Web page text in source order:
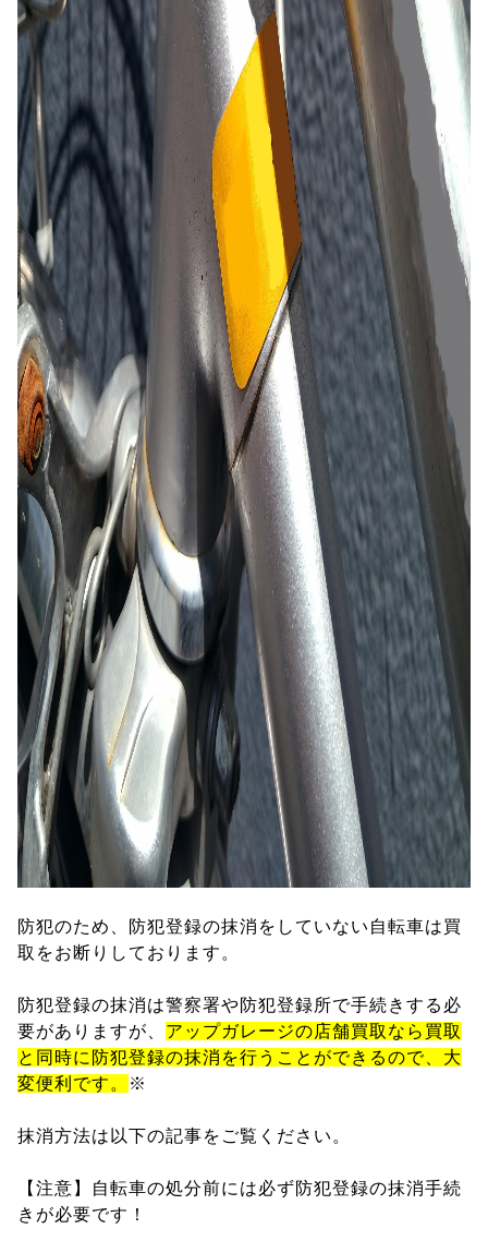
防犯のため、防犯登録の抹消をしていない自転車は買
取をお断りしております。
防犯登録の抹消は警察署や防犯登録所で手続きする必
要がありますが、 アップガレージの店舗買取なら買取
と同時に防犯登録の抹消を行うことができるので、大
変便利です。
※
抹消方法は以下の記事をご覧ください。
【注意】自転車の処分前には必ず防犯登録の抹消手続
きが必要です！